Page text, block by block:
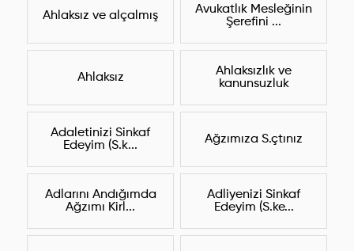
Ahlaksız ve alçalmış
Avukatlık Mesleğinin
Şerefini ...
Ahlaksız
Ahlaksızlık ve
kanunsuzluk
Adaletinizi Sinkaf
Edeyim (S.k...
Ağzımıza S.çtınız
Adlarını Andığımda
Ağzımı Kirl...
Adliyenizi Sinkaf
Edeyim (S.ke...